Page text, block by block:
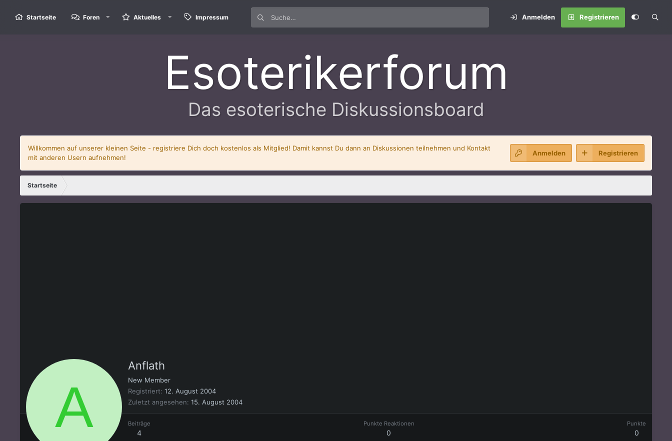
Startseite Foren Aktuelles Impressum Anmelden Registrieren
Esoterikerforum
Das esoterische Diskussionsboard
Willkommen auf unserer kleinen Seite - registriere Dich doch kostenlos als Mitglied! Damit kannst Du dann an Diskussionen teilnehmen und Kontakt
mit anderen Usern aufnehmen!
Anmelden Registrieren
Startseite
A
Anflath
New Member
Registriert 12. August 2004
Zuletzt angesehen 15. August 2004
Beiträge
4
Punkte Reaktionen
0
Punkte
0